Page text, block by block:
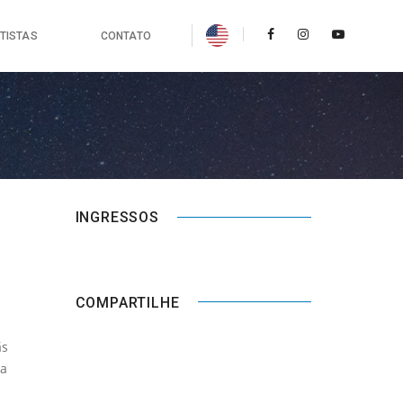
CONTATO
INGRESSOS
COMPARTILHE